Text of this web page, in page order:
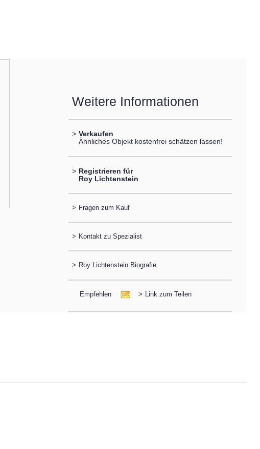
Weitere Informationen
> Verkaufen
Ähnliches Objekt kostenfrei schätzen lassen!
> Registrieren für
Roy Lichtenstein
> Fragen zum Kauf
> Kontakt zu Spezialist
> Roy Lichtenstein Biografie
Empfehlen > Link zum Teilen